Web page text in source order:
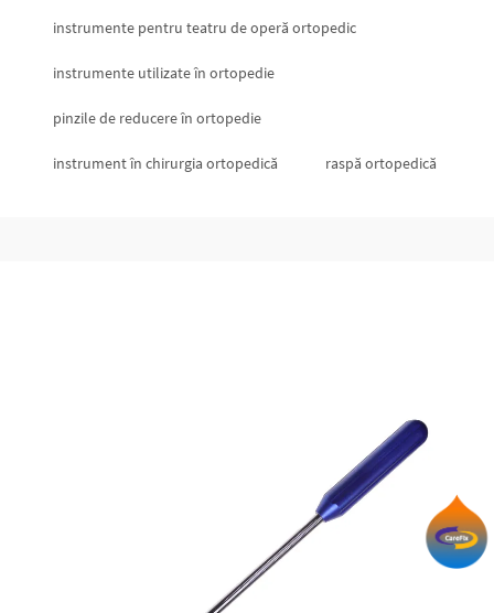
instrumente pentru teatru de operă ortopedic
instrumente utilizate în ortopedie
pinzile de reducere în ortopedie
instrument în chirurgia ortopedică raspă ortopedică